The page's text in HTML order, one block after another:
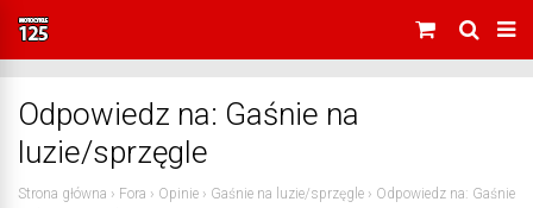
Odpowiedz na: Gaśnie na
luzie/sprzęgle
Strona główna › Fora › Opinie › Gaśnie na luzie/sprzęgle › Odpowiedz na: Gaśnie